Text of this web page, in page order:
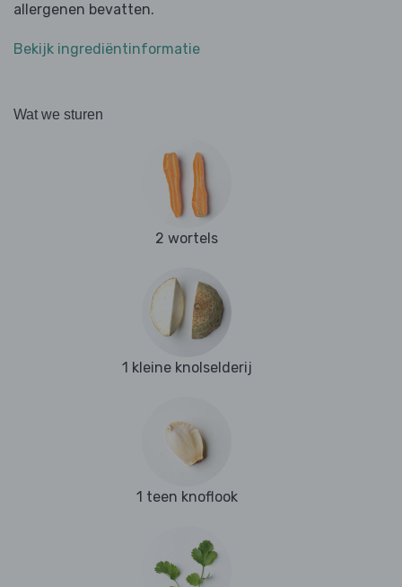
allergenen bevatten.
Bekijk ingrediëntinformatie
Wat we sturen
2 wortels
1 kleine knolselderij
1 teen knoflook